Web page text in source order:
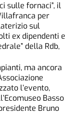
sulle fornaci”, il
per
sul
ex dipendenti e
della Rdb,
ma ancora
l’evento,
Basso
Bruno